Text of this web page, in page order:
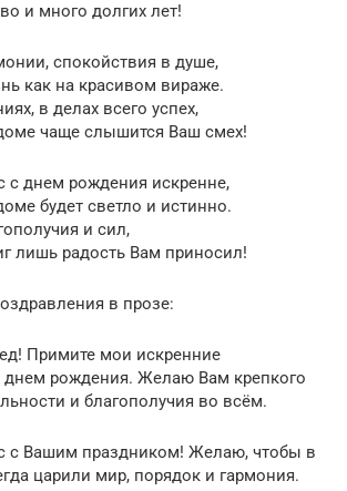
и много долгих лет!
спокойствия в душе,
как на красивом вираже.
в делах всего успех,
чаще слышится Ваш смех!
с днем рождения искренне,
будет светло и истинно.
и сил,
лишь радость Вам приносил!
в прозе:
Примите мои искренние
днем рождения. Желаю Вам крепкого
и благополучия во всём.
с Вашим праздником! Желаю, чтобы в
царили мир, порядок и гармония.